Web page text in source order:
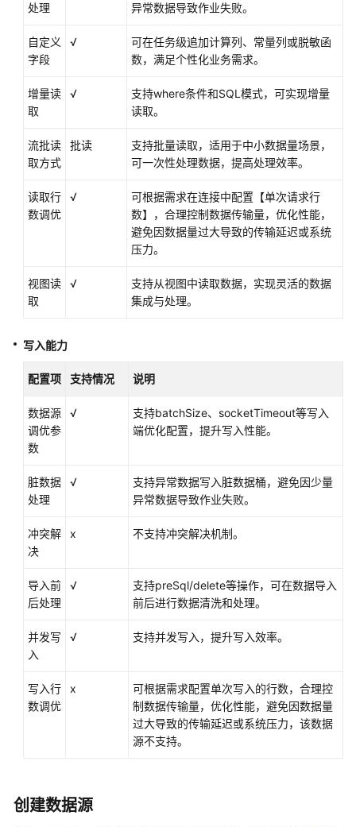
数
Elasticsearch
源
OpenSource
数
Fabric
处理
异常数据导致作业失败。
自定义
字段
√
可在任务级追加计算列、常量列或脱敏函
数，满足个性化业务需求。
增量读
取
√
支持where条件和SQL模式，可实现增量
读取。
流批读
取方式
批读
支持批量读取，适用于中小数据量场景，
可一次性处理数据，提高处理效率。
读取行
数调优
√
可根据需求在连接中配置【单次请求行
数】，合理控制数据传输量，优化性能，
避免因数据量过大导致的传输延迟或系统
压力。
视图读
取
√
支持从视图中读取数据，实现灵活的数据
集成与处理。
写入能力
配置项 支持情况 说明
数据源
调优参
数
√
支持batchSize、socketTimeout等写入
端优化配置，提升写入性能。
脏数据
处理
√
支持异常数据写入脏数据桶，避免因少量
异常数据导致作业失败。
冲突解
决
x 不支持冲突解决机制。
导入前
后处理
√
支持preSql/delete等操作，可在数据导入
前后进行数据清洗和处理。
并发写
入
√ 支持并发写入，提升写入效率。
写入行
数调优
x
可根据需求配置单次写入的行数，合理控
制数据传输量，优化性能，避免因数据量
过大导致的传输延迟或系统压力，该数据
源不支持。
创建数据源